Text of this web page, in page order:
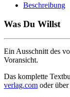
Beschreibung
Was Du Willst
Ein Ausschnitt des
Voransicht.
Das komplette
verlag.com oder